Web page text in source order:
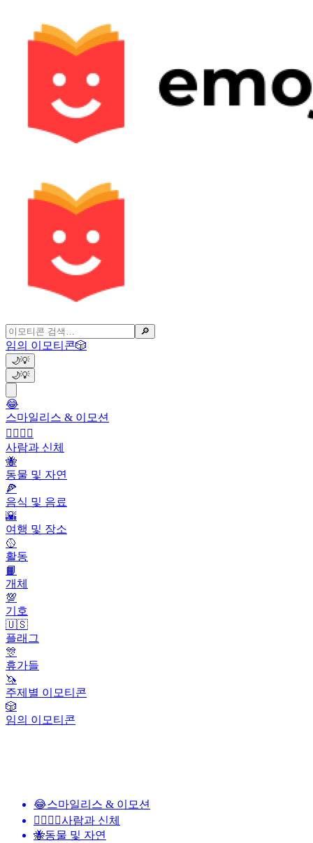
🔎
임의 이모티콘🎲
🌙💡
🌙💡
😂
스마일리스 & 이모션
👩‍❤️‍💋‍👨
사람과 신체
🐝
동물 및 자연
🍕
음식 및 음료
🌇
여행 및 장소
🥎
활동
📙
개체
💯
기호
🇺🇸
플래그
🎊
휴가들
🦄
주제별 이모티콘
🎲
임의 이모티콘
😂스마일리스 & 이모션
👩‍❤️‍💋‍👨사람과 신체
🐝동물 및 자연